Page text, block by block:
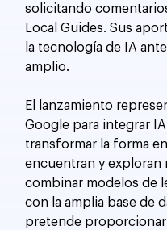
solicitando
Local Guides. Sus
la tecnología de IA
amplio.
El lanzamiento
Google para integrar
transformar la forma
encuentran y exploran
combinar modelos de
con la amplia base de
pretende